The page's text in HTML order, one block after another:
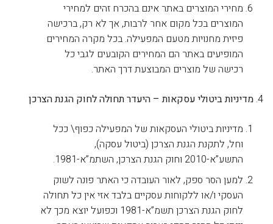
מחירי המוצרים באתר אינם בהכרח זהים למחירי
המוצרים בכל מקום אחר לרבות, אך לא רק, ברכישה
פיזית מחנויות מטעם המפעילה. בכל מקרה המחירים
המופיעים באתר הם המחירים הקובעים לגבי כל
רכישה של מוצרים המבוצעת דרך האתר.
מדיניות ביטולי עסקאות – היעדר תחולה לחוק הגנת הצרכן
מדיניות ביטולי העסקאות של המפעילה כפוף\ ככל
וחל, לתקנת הגנת הצרכן (ביטול עסקה),
התשע”א-2010 וחוק הגנת הצרכן, השתמ”א-1981.
למען הסר ספק, לאור העובדה כי האתר פונה לשוק
העסקי ו/או ללקוחות עסקיים בלבד אזי אין כל תחולה
לחוק הגנת הצרכן תשמ”א-1981 וכפועל יוצא מכך לא